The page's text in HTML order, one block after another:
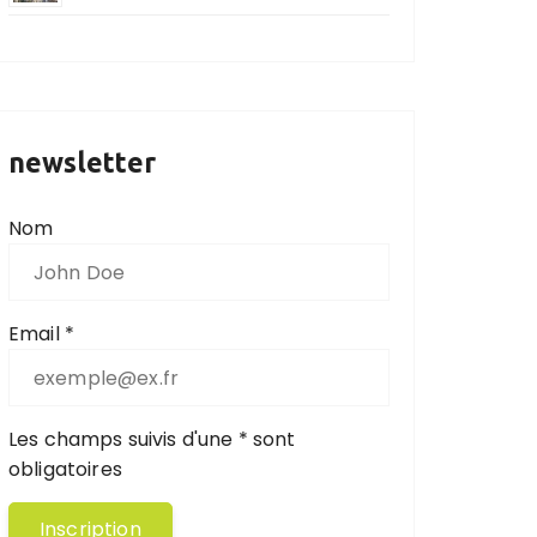
newsletter
Nom
Email *
Les champs suivis d'une * sont
obligatoires